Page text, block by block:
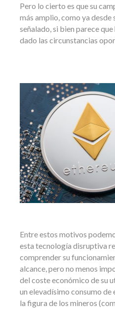
Pero lo cierto es que su
más amplio, como ya desde
señalado, si bien parece
dado las circunstancias
Entre estos motivos
esta tecnología disruptiva
comprender su
alcance, pero no menos
del coste económico de su
un elevadísimo consumo
la figura de los mineros